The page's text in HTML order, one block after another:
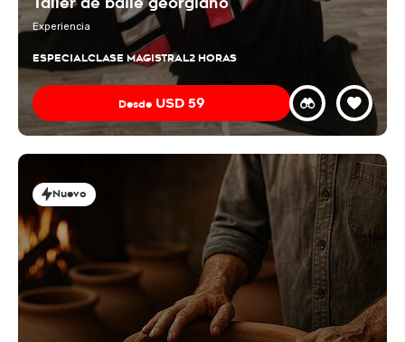
Experiencia
ESPECIALCLASE MAGISTRAL2 HORAS
Desde USD 59
Nuevo